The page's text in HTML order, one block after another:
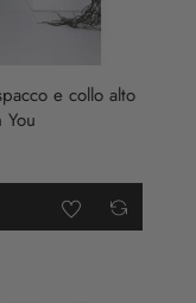
e collo alto